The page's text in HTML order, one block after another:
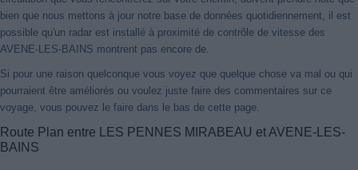
bien que nous mettons à jour notre base de données quotidiennement, il est
possible qu'un radar est installé à proximité de contrôle de vitesse des
AVENE-LES-BAINS montrent pas encore de.
Si pour une raison quelconque vous voyez que quelque chose va mal ou qui
pourraient être améliorés ou voulez juste faire des commentaires sur ce
voyage, vous pouvez le faire dans le bas de cette page.
Route Plan entre LES PENNES MIRABEAU et AVENE-LES-
BAINS